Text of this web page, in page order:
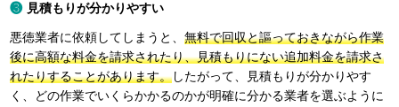
見積もりが分かりやすい
悪徳業者に依頼してしまうと、無料で回収と謳っておきながら作業
後に高額な料金を請求されたり、見積もりにない追加料金を請求さ
れたりすることがあります。したがって、見積もりが分かりやす
く、どの作業でいくらかかるのかが明確に分かる業者を選ぶように